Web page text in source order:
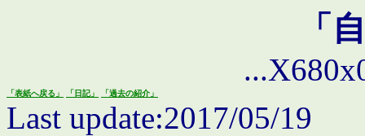
「
「表紙へ戻る」 「日記」 「過去の紹介」
Last update:2017/05/19